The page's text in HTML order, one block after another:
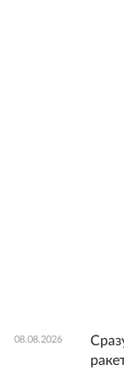
08.08.2026